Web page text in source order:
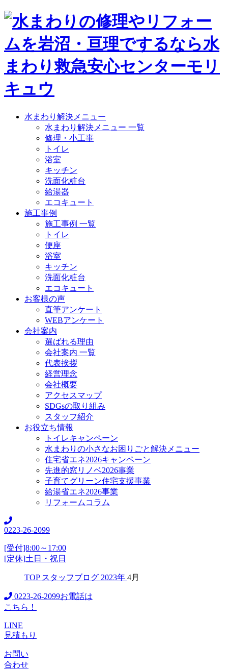
水まわり解決メニュー
水まわり解決メニュー 一覧
修理・小工事
トイレ
浴室
キッチン
洗面化粧台
給湯器
エコキュート
施工事例
施工事例 一覧
トイレ
便座
浴室
キッチン
洗面化粧台
エコキュート
お客様の声
直筆アンケート
WEBアンケート
会社案内
選ばれる理由
会社案内 一覧
代表挨拶
経営理念
会社概要
アクセスマップ
SDGsの取り組み
スタッフ紹介
お役立ち情報
トイレキャンペーン
水まわりの小さなお困りごと解決メニュー
住宅省エネ2026キャンペーン
先進的窓リノベ2026事業
子育てグリーン住宅支援事業
給湯省エネ2026事業
リフォームコラム
0223-26-2099
[受付]8:00～17:00
[定休]土日・祝日
TOP スタッフブログ 2023年 4月
0223-26-2099お電話は
こちら！
LINE
見積もり
お問い
合わせ